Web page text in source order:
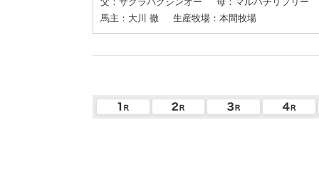
馬主：大川 徹
生産牧場：本間牧場